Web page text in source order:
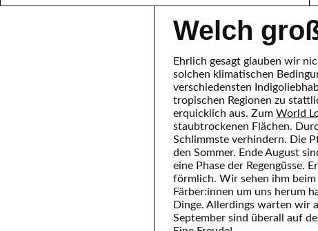
eine Phase der Regengüsse.
förmlich. Wir sehen ihm beim
Färber:innen um uns herum
Dinge. Allerdings warten wir
September sind überall auf
Eine Freude!